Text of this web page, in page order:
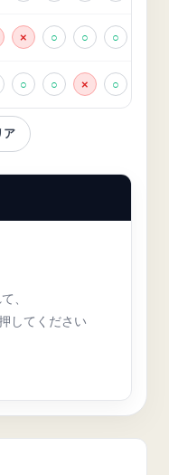
× ○ ○ ○
○ ○ × ○
ア
、
してください